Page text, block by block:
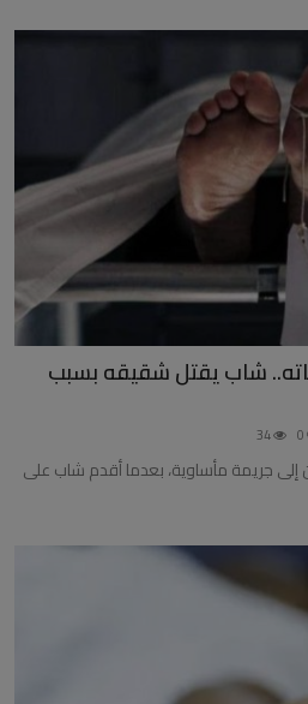
شاب يقتل شقيقه بسبب
جريمة مأساوية، بعدما أقدم شاب على